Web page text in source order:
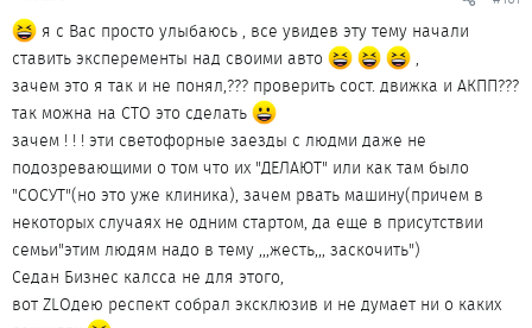
я с Вас просто улыбаюсь , все увидев эту тему начали
ставить эксперементы над своими авто
,
зачем это я так и не понял,??? проверить сост. движка и АКПП???
так можна на СТО это сделать
зачем ! ! ! эти светофорные заезды с людми даже не
подозревающими о том что их "ДЕЛАЮТ" или как там было
"СОСУТ"(но это уже клиника), зачем рвать машину(причем в
некоторых случаях не одним стартом, да еще в присутствии
семьи"этим людям надо в тему ,,,жесть,,, заскочить")
Седан Бизнес калсса не для этого,
вот ZLOдею респект собрал эксклюзив и не думает ни о каких